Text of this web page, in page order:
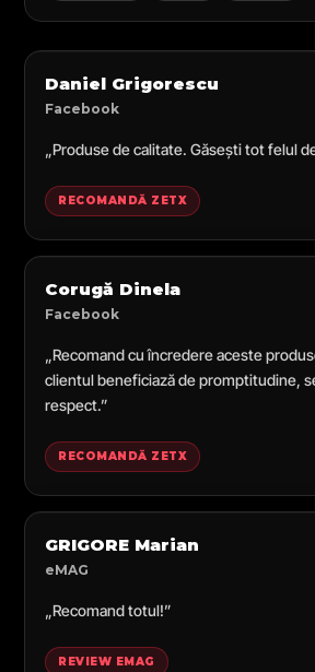
Daniel Grigorescu
Facebook
„Produse de calitate. Găsești tot felul
RECOMANDĂ ZETX
Corugă Dinela
Facebook
„Recomand cu încredere aceste
clientul beneficiază de promptitudine,
respect.”
RECOMANDĂ ZETX
GRIGORE Marian
eMAG
„Recomand totul!”
REVIEW EMAG